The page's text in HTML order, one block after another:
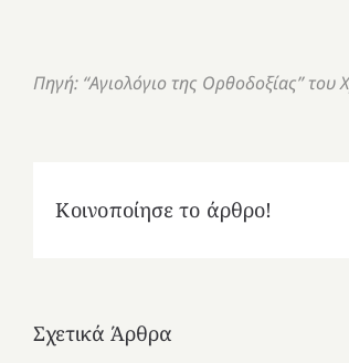
Πηγή: “Αγιολόγιο της Ορθοδοξίας” του
Κοινοποίησε το άρθρο!
Σχετικά Άρθρα